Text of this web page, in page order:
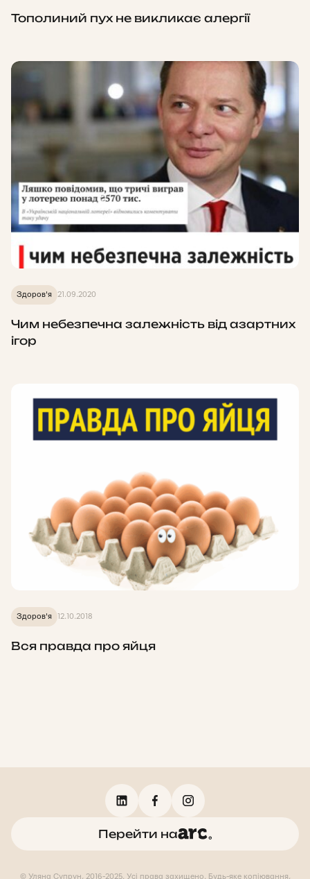
Тополиний пух не викликає алергії
Здоров'я 21.09.2020
Чим небезпечна залежність від азартних
ігор
Здоров'я 12.10.2018
Вся правда про яйця
Перейти на
© Уляна Супрун, 2016-2025. Усі права захищено. Будь-яке копіювання,